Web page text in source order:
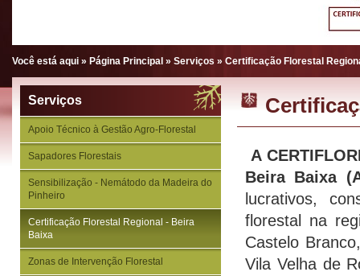
Você está aqui » Página Principal » Serviços » Certificação Florestal
Serviços
Apoio Técnico à Gestão Agro-Florestal
Sapadores Florestais
Sensibilização - Nemátodo da Madeira do
Pinheiro
Certificação Florestal Regional - Beira
Baixa
Zonas de Intervenção Florestal
A
Beira Baixa
lucrativos,
florestal na
Castelo
Vila Velha de